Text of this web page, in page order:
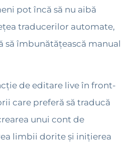
pot încă să nu aibă
traducerilor automate,
să îmbunătățească manual
de editare live în front-
care preferă să traducă
unui cont de
limbii dorite și inițierea